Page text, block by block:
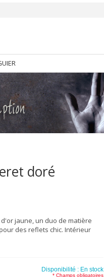
doré
jaune, un duo de matière
des reflets chic. Intérieur
Disponibilité : En stock
* Champs obligatoires